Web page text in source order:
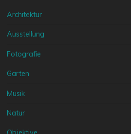
Architektur
Ausstellung
Fotografie
Garten
Musik
Natur